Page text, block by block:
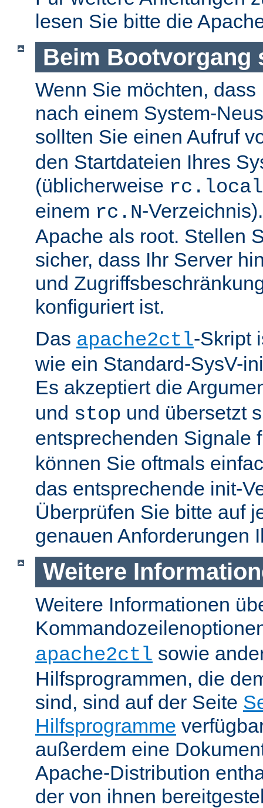
lesen Sie bitte die
Beim Bootvorgang
Wenn Sie möchten,
nach einem System-
sollten Sie einen Aufruf
den Startdateien Ihres
(üblicherweise rc.local
einem rc.N-
Apache als root. Stellen
sicher, dass Ihr Server
und
konfiguriert ist.
Das apache2ctl-Skript
wie ein Standard-SysV-
Es akzeptiert die
und stop und übersetzt
entsprechenden Signale
können Sie oftmals
das entsprechende init-
Überprüfen Sie bitte auf
genauen Anforderungen
Weitere
Weitere Informationen
apache2ctl sowie
Hilfsprogrammen, die
sind, sind auf der Seite
Hilfsprogramme
außerdem eine
Apache-Distribution
der von ihnen